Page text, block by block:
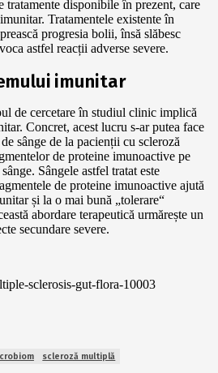
tratamente disponibile în prezent, care
Tratamentele existente în
progresia bolii, însă slăbesc
astfel reacții adverse severe.
imunitar
de cercetare în studiul clinic implică
Concret, acest lucru s-ar putea face
sânge de la pacienții cu scleroză
de proteine imunoactive pe
Sângele astfel tratat este
de proteine imunoactive ajută
și la o mai bună „tolerare“
abordare terapeutică urmărește un
secundare severe.
sclerosis-gut-flora-10003
scleroză multiplă